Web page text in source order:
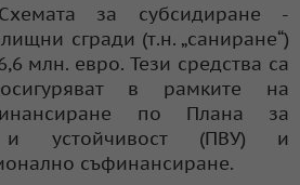
за субсидиране -
сгради (т.н. „саниране“)
млн. евро. Тези средства са
в рамките на
по Плана за
и устойчивост (ПВУ) и
съфинансиране.